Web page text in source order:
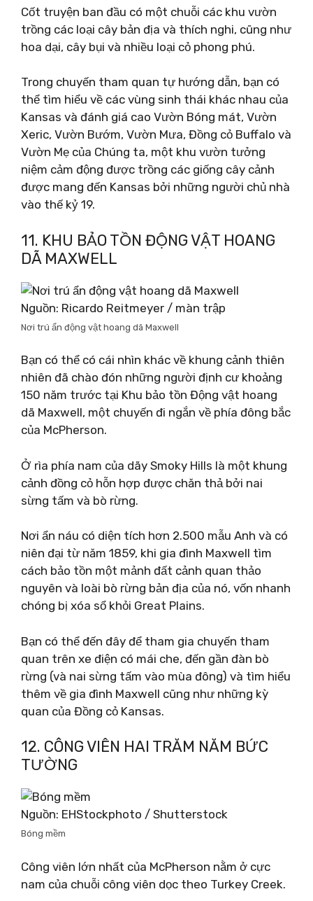
Cốt truyện ban đầu có một chuỗi các khu vườn
trồng các loại cây bản địa và thích nghi, cũng như
hoa dại, cây bụi và nhiều loại cỏ phong phú.
Trong chuyến tham quan tự hướng dẫn, bạn có
thể tìm hiểu về các vùng sinh thái khác nhau của
Kansas và đánh giá cao Vườn Bóng mát, Vườn
Xeric, Vườn Bướm, Vườn Mưa, Đồng cỏ Buffalo và
Vườn Mẹ của Chúng ta, một khu vườn tưởng
niệm cảm động được trồng các giống cây cảnh
được mang đến Kansas bởi những người chủ nhà
vào thế kỷ 19.
11. KHU BẢO TỒN ĐỘNG VẬT HOANG
DÃ MAXWELL
Nguồn: Ricardo Reitmeyer / màn trập
Nơi trú ẩn động vật hoang dã Maxwell
Bạn có thể có cái nhìn khác về khung cảnh thiên
nhiên đã chào đón những người định cư khoảng
150 năm trước tại Khu bảo tồn Động vật hoang
dã Maxwell, một chuyến đi ngắn về phía đông bắc
của McPherson.
Ở rìa phía nam của dãy Smoky Hills là một khung
cảnh đồng cỏ hỗn hợp được chăn thả bởi nai
sừng tấm và bò rừng.
Nơi ẩn náu có diện tích hơn 2.500 mẫu Anh và có
niên đại từ năm 1859, khi gia đình Maxwell tìm
cách bảo tồn một mảnh đất cảnh quan thảo
nguyên và loài bò rừng bản địa của nó, vốn nhanh
chóng bị xóa sổ khỏi Great Plains.
Bạn có thể đến đây để tham gia chuyến tham
quan trên xe điện có mái che, đến gần đàn bò
rừng (và nai sừng tấm vào mùa đông) và tìm hiểu
thêm về gia đình Maxwell cũng như những kỳ
quan của Đồng cỏ Kansas.
12. CÔNG VIÊN HAI TRĂM NĂM BỨC
TƯỜNG
Nguồn: EHStockphoto / Shutterstock
Bóng mềm
Công viên lớn nhất của McPherson nằm ở cực
nam của chuỗi công viên dọc theo Turkey Creek.